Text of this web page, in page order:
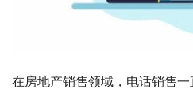
在房地产销售领域，电话销售一